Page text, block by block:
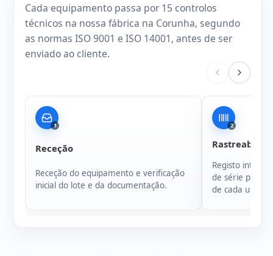
Cada equipamento passa por 15 controlos
técnicos na nossa fábrica na Corunha, segundo
as normas ISO 9001 e ISO 14001, antes de ser
enviado ao cliente.
1
Receção
Receção do equipamento e verificação
inicial do lote e da documentação.
2
Registo
de série para
de cada